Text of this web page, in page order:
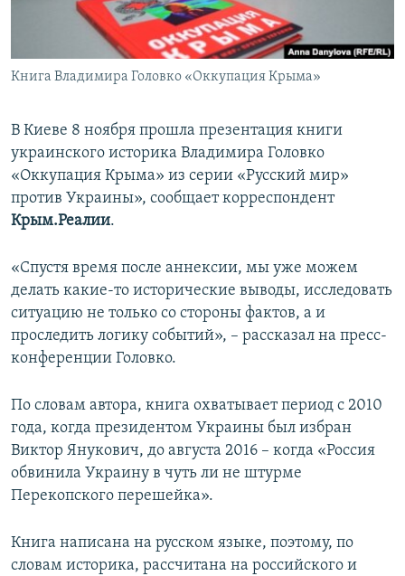
ПОБЕДИТЕЛЕЙ НЕ СУДЯТ?
КРЫМ.НЕПОКОРЕННЫЙ
ELIFBE
ПРИСОЕДИНЯЙТЕСЬ!
Все сайты RFE/RL
Книга Владимира Головко «Оккупация Крыма»
В Киеве 8 ноября прошла презентация книги
украинского историка Владимира Головко
«Оккупация Крыма» из серии «Русский мир»
против Украины», сообщает корреспондент
Крым.Реалии.
«Спустя время после аннексии, мы уже можем
делать какие-то исторические выводы, исследовать
ситуацию не только со стороны фактов, а и
проследить логику событий», – рассказал на пресс-
конференции Головко.
По словам автора, книга охватывает период с 2010
года, когда президентом Украины был избран
Виктор Янукович, до августа 2016 – когда «Россия
обвинила Украину в чуть ли не штурме
Перекопского перешейка».
Книга написана на русском языке, поэтому, по
словам историка, рассчитана на российского и